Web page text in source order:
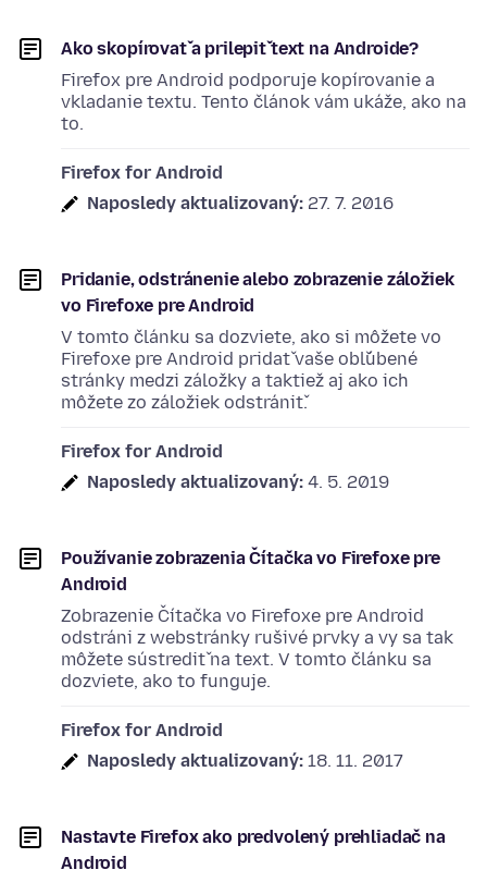
Ako skopírovať a prilepiť text na Androide?
Firefox pre Android podporuje kopírovanie a
vkladanie textu. Tento článok vám ukáže, ako na
to.
Firefox for Android
Naposledy aktualizovaný: 27. 7. 2016
Pridanie, odstránenie alebo zobrazenie záložiek
vo Firefoxe pre Android
V tomto článku sa dozviete, ako si môžete vo
Firefoxe pre Android pridať vaše obľúbené
stránky medzi záložky a taktiež aj ako ich
môžete zo záložiek odstrániť.
Firefox for Android
Naposledy aktualizovaný: 4. 5. 2019
Používanie zobrazenia Čítačka vo Firefoxe pre
Android
Zobrazenie Čítačka vo Firefoxe pre Android
odstráni z webstránky rušivé prvky a vy sa tak
môžete sústrediť na text. V tomto článku sa
dozviete, ako to funguje.
Firefox for Android
Naposledy aktualizovaný: 18. 11. 2017
Nastavte Firefox ako predvolený prehliadač na
Android